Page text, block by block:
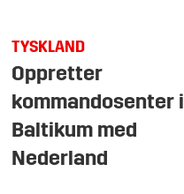
TYSKLAND
Oppretter
kommandosenter i
Baltikum med
Nederland